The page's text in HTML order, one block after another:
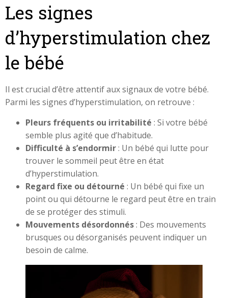
Les signes
d’hyperstimulation chez
le bébé
Il est crucial d’être attentif aux signaux de votre bébé.
Parmi les signes d’hyperstimulation, on retrouve :
Pleurs fréquents ou irritabilité : Si votre bébé
semble plus agité que d’habitude.
Difficulté à s’endormir: Un bébé qui lutte pour
trouver le sommeil peut être en état
d’hyperstimulation.
Regard fixe ou détourné : Un bébé qui fixe un
point ou qui détourne le regard peut être en train
de se protéger des stimuli.
Mouvements désordonnés: Des mouvements
brusques ou désorganisés peuvent indiquer un
besoin de calme.